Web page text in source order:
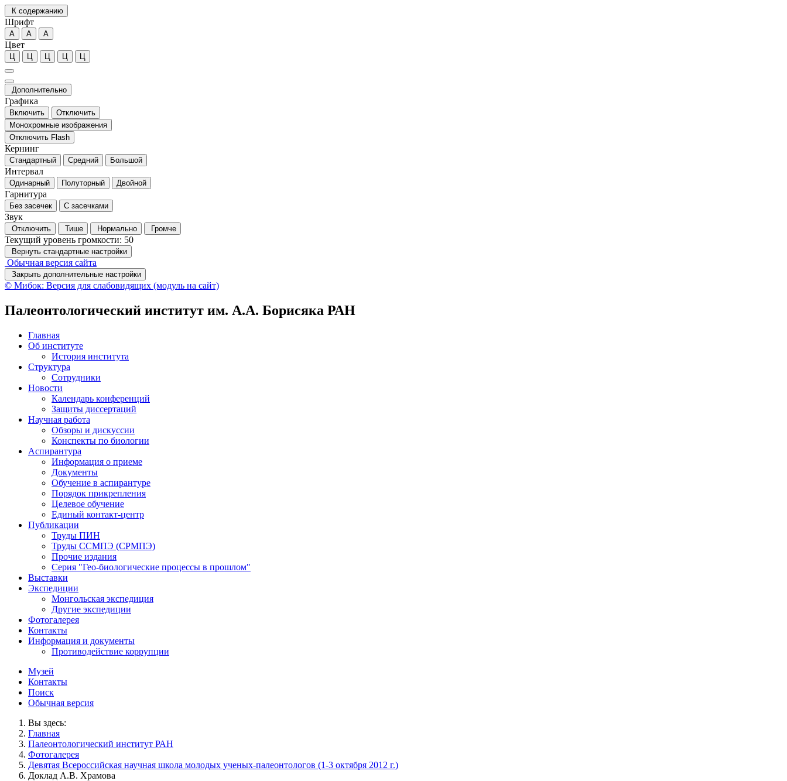
К содержанию
Шрифт
А А А
Цвет
Ц Ц Ц Ц Ц
Дополнительно
Графика
Включить
Отключить
Монохромные изображения
Отключить Flash
Кернинг
Стандартный Средний Большой
Интервал
Одинарный Полуторный Двойной
Гарнитура
Без засечек С засечками
Звук
Отключить Тише Нормально Громче
Текущий уровень громкости: 50
Вернуть стандартные настройки
Обычная версия сайта
Закрыть дополнительные настройки
© Мибок: Версия для слабовидящих (модуль на сайт)
Палеонтологический институт им. А.А. Борисяка РАН
Главная
Об институте
История института
Структура
Сотрудники
Новости
Календарь конференций
Защиты диссертаций
Научная работа
Обзоры и дискуссии
Конспекты по биологии
Аспирантура
Информация о приеме
Документы
Обучение в аспирантуре
Порядок прикрепления
Целевое обучение
Единый контакт-центр
Публикации
Труды ПИН
Труды ССМПЭ (СРМПЭ)
Прочие издания
Серия "Гео-биологические процессы в прошлом"
Выставки
Экспедиции
Монгольская экспедиция
Другие экспедиции
Фотогалерея
Контакты
Информация и документы
Противодействие коррупции
Музей
Контакты
Поиск
Обычная версия
Вы здесь:
Главная
Палеонтологический институт РАН
Фотогалерея
Девятая Всероссийская научная школа молодых ученых-палеонтологов (1-3 октября 2012 г.)
Доклад А.В. Храмова